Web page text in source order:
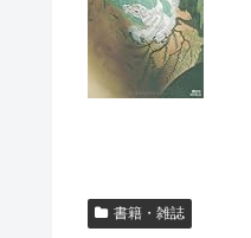
書籍・雑誌